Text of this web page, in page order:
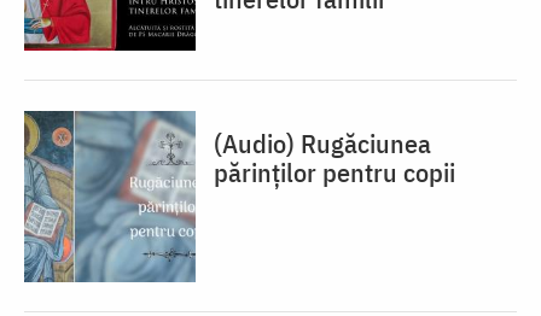
(Audio) Rugăciunea
părinților pentru copii